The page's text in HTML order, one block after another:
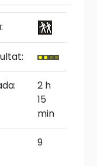
2 h
15
min
9